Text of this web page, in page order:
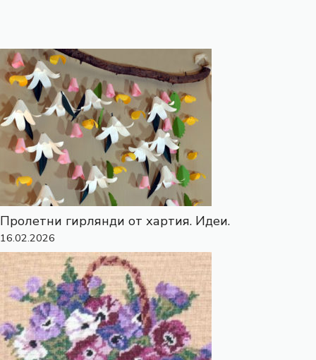
Пролетни гирлянди от хартия. Идеи.
16.02.2026